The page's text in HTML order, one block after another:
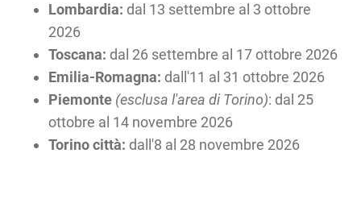
Lombardia: dal 13 settembre al 3 ottobre
2026
Toscana: dal 26 settembre al 17 ottobre 2026
Emilia-Romagna: dall'11 al 31 ottobre 2026
Piemonte (esclusa l'area di Torino): dal 25
ottobre al 14 novembre 2026
Torino città: dall'8 al 28 novembre 2026